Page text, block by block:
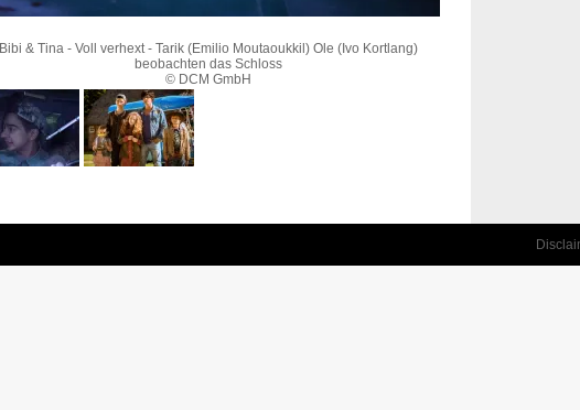
Bibi & Tina - Voll verhext - Tarik (Emilio Moutaoukkil) Ole (Ivo Kortlang)
beobachten das Schloss
© DCM GmbH